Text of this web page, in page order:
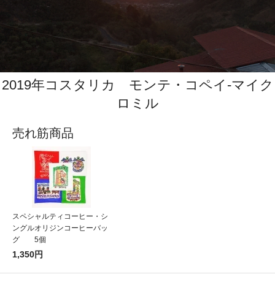
2019年コスタリカ モンテ・コペイ‐マイク
ロミル
売れ筋商品
スペシャルティコーヒー・シ
ングルオリジンコーヒーバッ
グ 5個
1,350円